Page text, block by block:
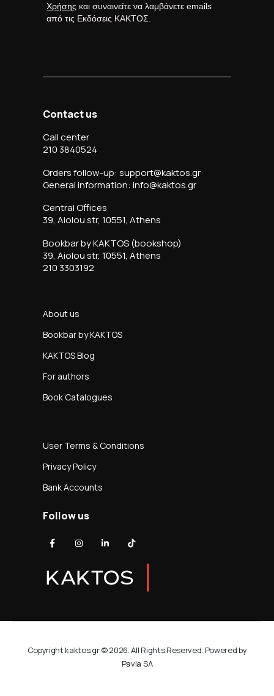
Χρήσης και συναινείτε να λαμβάνετε emails
από τις Εκδόσεις ΚΑΚΤΟΣ.
Contact us
Call center
210 3840524
Orders follow-up: support@kaktos.gr
General information: info@kaktos.gr
Central Offices
39, Aiolou str, 10551, Athens
Bookbar by KAKTOS (bookshop)
39, Aiolou str, 10551, Athens
210 3303192
About us
Bookbar by KAKTOS
KAKTOS Blog
For authors
Book Catalogues
User Terms & Conditions
Privacy Policy
Bank Accounts
Follow us
Copyright kaktos.gr © 2026. All Rights Reserved. Powered by
Pavla SA